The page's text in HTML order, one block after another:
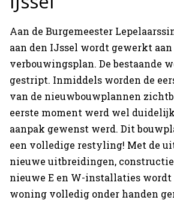
Aan de Burgemeester
aan den IJssel wordt gewerkt aan
verbouwingsplan. De bestaande
gestript. Inmiddels worden de
van de nieuwbouwplannen
eerste moment werd wel
aanpak gewenst werd. Dit
een volledige restyling! Met de
nieuwe uitbreidingen,
nieuwe E en W-installaties wordt
woning volledig onder handen